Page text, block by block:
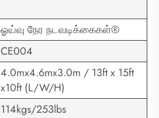
ஓய்வு நேர நடவடிக்கைகள்®
CE004
4.0mx4.6mx3.0m / 13ft x 15ft
x10ft (L/W/H)
114kgs/253lbs